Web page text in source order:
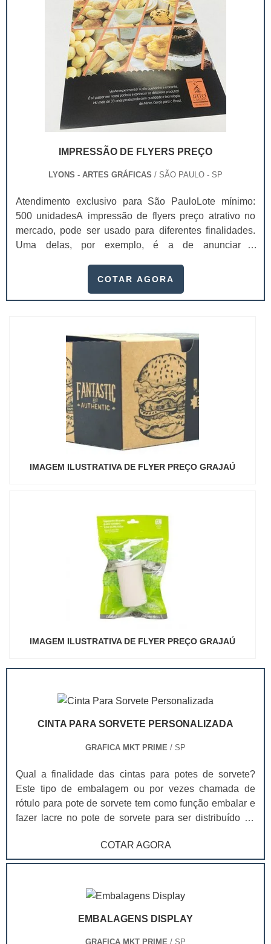
IMPRESSÃO DE FLYERS PREÇO
LYONS - ARTES GRÁFICAS / SÃO PAULO - SP
Atendimento exclusivo para São PauloLote mínimo:
500 unidadesA impressão de flyers preço atrativo no
mercado, pode ser usado para diferentes finalidades.
Uma delas, por exemplo, é a de anunciar a
exemplo.Outro segmento que costuma trabalhar muito
seleção de imagens extremamente impactantes e
COTAR AGORA
IMAGEM ILUSTRATIVA DE FLYER PREÇO GRAJAÚ
IMAGEM ILUSTRATIVA DE FLYER PREÇO GRAJAÚ
CINTA PARA SORVETE PERSONALIZADA
GRAFICA MKT PRIME / SP
Qual a finalidade das cintas para potes de sorvete?
Este tipo de embalagem ou por vezes chamada de
rótulo para pote de sorvete tem como função embalar e
fazer lacre no pote de sorvete para ser distribuído no
capacidade criativa grande, afinal toda a extensão da
cinta pode ser aproveitada para arte e informação,
produto. Ao contrário da técnica In Mold Label, que faz
qualidade visual muito superior, são produzidas em
COTAR AGORA
EMBALAGENS DISPLAY
GRAFICA MKT PRIME / SP